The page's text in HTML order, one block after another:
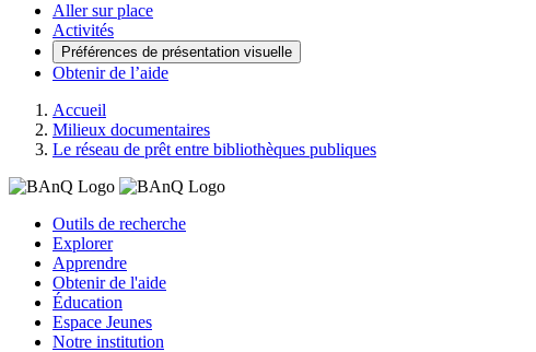
Aller sur place
Activités
Préférences de présentation visuelle
Obtenir de l’aide
Accueil
Milieux documentaires
Le réseau de prêt entre bibliothèques publiques
Outils de recherche
Explorer
Apprendre
Obtenir de l'aide
Éducation
Espace Jeunes
Notre institution